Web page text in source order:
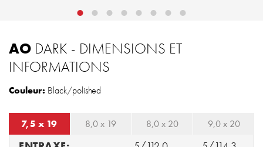
AO DARK - DIMENSIONS ET
INFORMATIONS
Couleur: Black/polished
7,5 x 19 8,0 x 19 8,0 x 20 9,0 x 20